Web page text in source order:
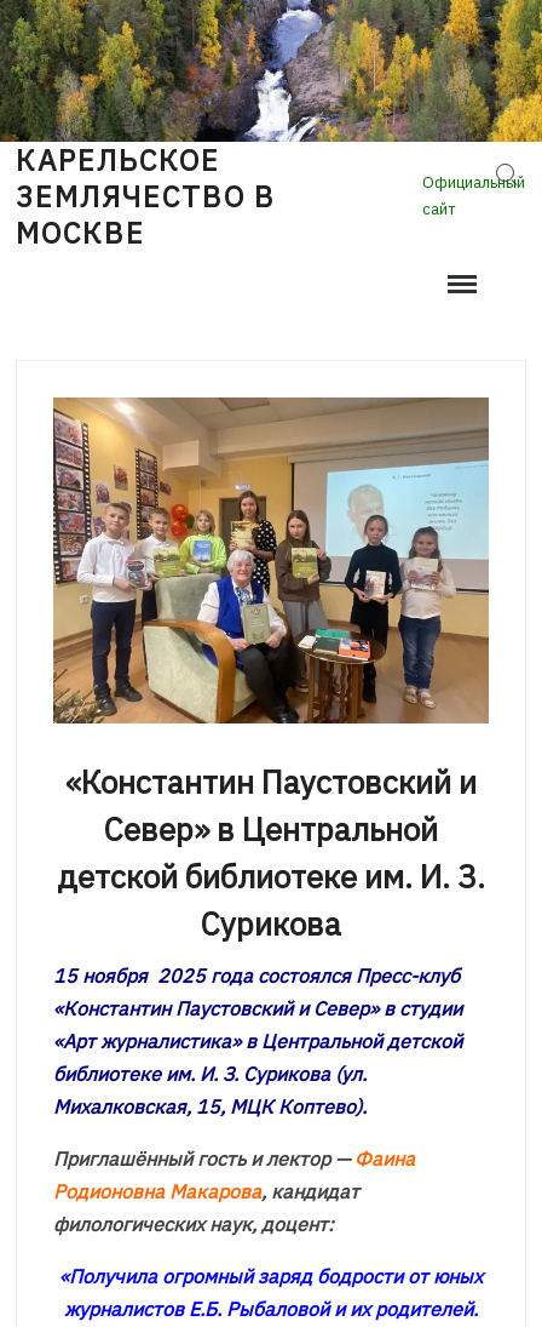
Skip
to
content
КАРЕЛЬСКОЕ
ЗЕМЛЯЧЕСТВО В
МОСКВЕ
Официальный
сайт
«Константин Паустовский и
Север» в Центральной
детской библиотеке им. И. З.
Сурикова
15 ноября 2025 года состоялся Пресс-клуб
«Константин Паустовский и Север» в студии
«Арт журналистика» в Центральной детской
библиотеке им. И. З. Сурикова (ул.
Михалковская, 15, МЦК Коптево).
Приглашённый гость и лектор — Фаина
Родионовна Макарова, кандидат
филологических наук, доцент:
«Получила огромный заряд бодрости от юных
журналистов Е.Б. Рыбаловой и их родителей.